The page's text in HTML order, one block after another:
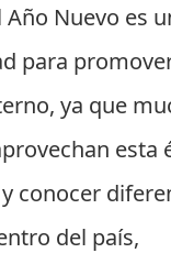
Año Nuevo es
para
ya que
esta
conocer
del país,